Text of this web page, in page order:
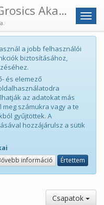
Menü
Szeged-Csanád Grosics Akadémia
a jobb felhasználói
biztosításához,
és elemező
az adatokat más
számukra vagy a te
gyűjtöttek. A
hozzájárulsz a sütik
információ Értettem
Csapatok